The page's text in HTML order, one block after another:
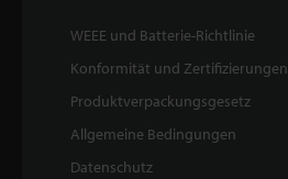
WEEE und Batterie-Richtlinie
Konformität und Zertifizierungen
Produktverpackungsgesetz
Allgemeine Bedingungen
Datenschutz